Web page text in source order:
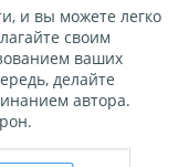
и вы можете легко
своим
ваших
делайте
автора.